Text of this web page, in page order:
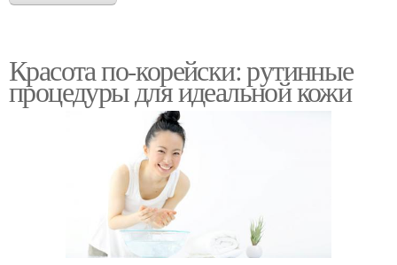
Красота по-корейски: рутинные
процедуры для идеальной кожи